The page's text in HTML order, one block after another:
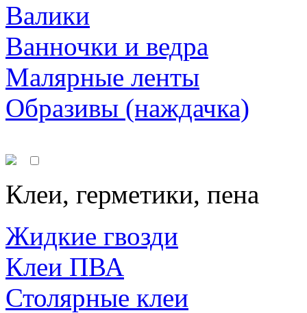
Валики
Ванночки и ведра
Малярные ленты
Образивы (наждачка)
Клеи, герметики, пена
Жидкие гвозди
Клеи ПВА
Столярные клеи